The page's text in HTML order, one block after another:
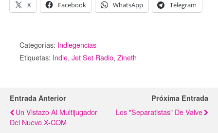
X Facebook WhatsApp Telegram
Categorías: Indiegencias
Etiquetas: Indie, Jet Set Radio, Zineth
Entrada Anterior
Un Vistazo Al Multijugador
Del Nuevo X-COM
Próxima Entrada
Los "Separatistas" De Valve